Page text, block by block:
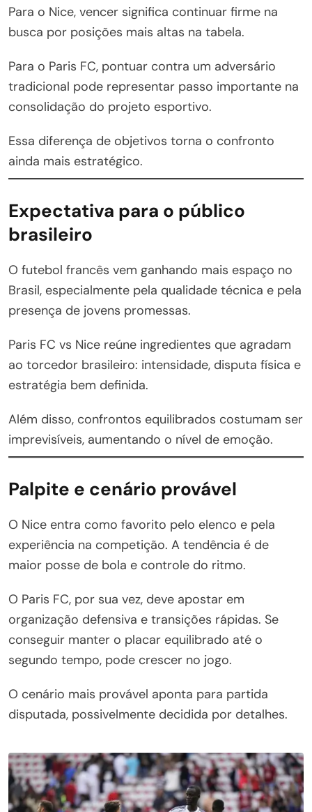
Para o Nice, vencer significa continuar firme na
busca por posições mais altas na tabela.
Para o Paris FC, pontuar contra um adversário
tradicional pode representar passo importante na
consolidação do projeto esportivo.
Essa diferença de objetivos torna o confronto
ainda mais estratégico.
Expectativa para o público
brasileiro
O futebol francês vem ganhando mais espaço no
Brasil, especialmente pela qualidade técnica e pela
presença de jovens promessas.
Paris FC vs Nice reúne ingredientes que agradam
ao torcedor brasileiro: intensidade, disputa física e
estratégia bem definida.
Além disso, confrontos equilibrados costumam ser
imprevisíveis, aumentando o nível de emoção.
Palpite e cenário provável
O Nice entra como favorito pelo elenco e pela
experiência na competição. A tendência é de
maior posse de bola e controle do ritmo.
O Paris FC, por sua vez, deve apostar em
organização defensiva e transições rápidas. Se
conseguir manter o placar equilibrado até o
segundo tempo, pode crescer no jogo.
O cenário mais provável aponta para partida
disputada, possivelmente decidida por detalhes.